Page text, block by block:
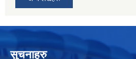
सुचनाहरु